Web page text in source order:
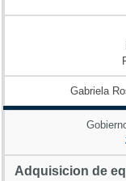
Gabriela
Adquisicion de